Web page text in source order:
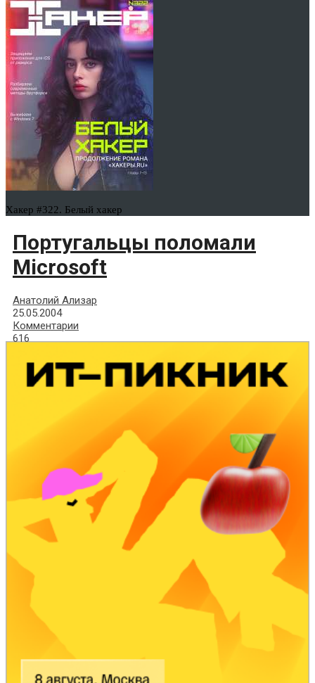
Хакер #322. Белый хакер
Португальцы поломали
Microsoft
Анатолий Ализар
25.05.2004
Комментарии
616